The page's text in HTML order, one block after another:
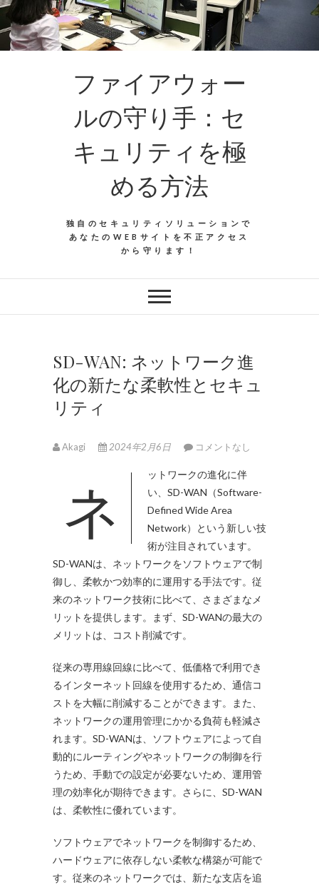
ファイアウォー
ルの守り手：セ
キュリティを極
める方法
独自のセキュリティソリューションで
あなたのWEBサイトを不正アクセス
から守ります！
SD-WAN: ネットワーク進
化の新たな柔軟性とセキュ
リティ
Akagi 2024年2月6日 コメントなし
ネットワークの進化に伴
い、SD-WAN（Software-
Defined Wide Area
Network）という新しい技
術が注目されています。
SD-WANは、ネットワークをソフトウェアで制
御し、柔軟かつ効率的に運用する手法です。従
来のネットワーク技術に比べて、さまざまなメ
リットを提供します。まず、SD-WANの最大の
メリットは、コスト削減です。
従来の専用線回線に比べて、低価格で利用でき
るインターネット回線を使用するため、通信コ
ストを大幅に削減することができます。また、
ネットワークの運用管理にかかる負荷も軽減さ
れます。SD-WANは、ソフトウェアによって自
動的にルーティングやネットワークの制御を行
うため、手動での設定が必要ないため、運用管
理の効率化が期待できます。さらに、SD-WAN
は、柔軟性に優れています。
ソフトウェアでネットワークを制御するため、
ハードウェアに依存しない柔軟な構築が可能で
す。従来のネットワークでは、新たな支店を追